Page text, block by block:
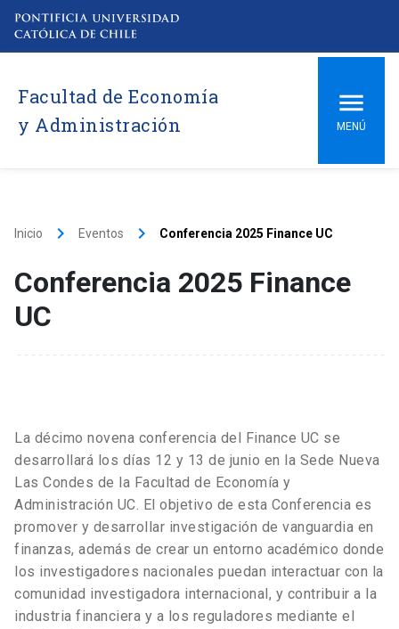
Facultad de Economía
y Administración
MENÚ
Inicio keyboard_arrow_right Eventos keyboard_arrow_right Conferencia 2025 Finance UC
Conferencia 2025 Finance
UC
La décimo novena conferencia del Finance UC se
desarrollará los días 12 y 13 de junio en la Sede Nueva
Las Condes de la Facultad de Economía y
Administración UC. El objetivo de esta Conferencia es
promover y desarrollar investigación de vanguardia en
finanzas, además de crear un entorno académico donde
los investigadores nacionales puedan interactuar con la
comunidad investigadora internacional, y contribuir a la
industria financiera y a los reguladores mediante el